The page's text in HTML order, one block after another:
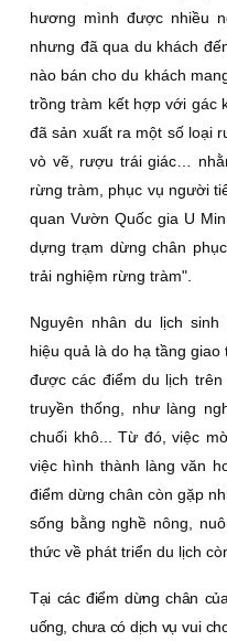
hương mình được nhiều
nhưng đã qua du khách
nào bán cho du khách
trồng tràm kết hợp với gác
đã sản xuất ra một số loại
vò vẽ, rượu trái giác…
rừng tràm, phục vụ người
quan Vườn Quốc gia U
dựng trạm dừng chân
trải nghiệm rừng tràm".
Nguyên nhân du lịch
hiệu quả là do hạ tầng
được các điểm du lịch
truyền thống, như làng
chuối khô... Từ đó, việc
việc hình thành làng văn
điểm dừng chân còn gặp
sống bằng nghề nông,
thức về phát triển du lịch
Tại các điểm dừng chân
uống, chưa có dịch vụ vui